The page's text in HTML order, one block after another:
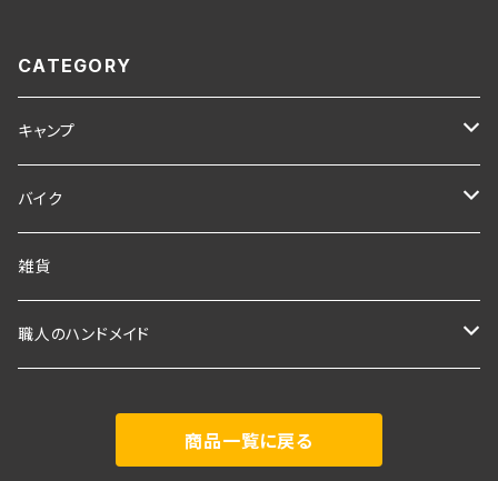
CATEGORY
キャンプ
キャンプギア
ポケットコンロ
Pokeco 専用オプション
ランタン
オイルキャンドル
バイク
アクセサリー
雑貨
職人のハンドメイド
商品一覧に戻る